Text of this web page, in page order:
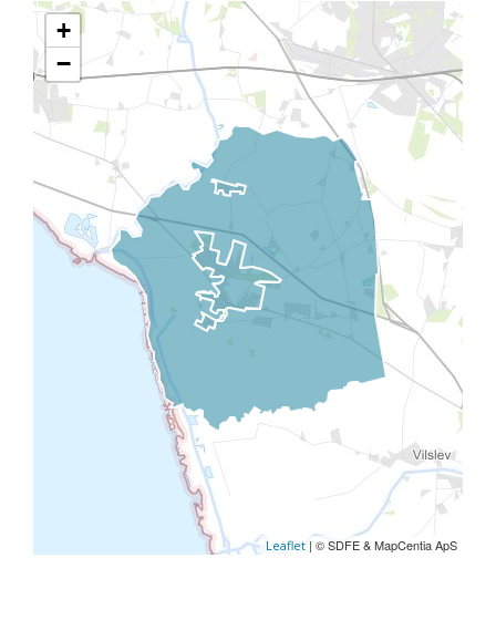
+
−
Leaflet | © SDFE & MapCentia ApS